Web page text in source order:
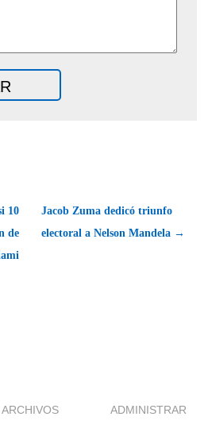
10
de
Jacob Zuma dedicó triunfo
electoral a Nelson Mandela →
ARCHIVOS ADMINISTRAR